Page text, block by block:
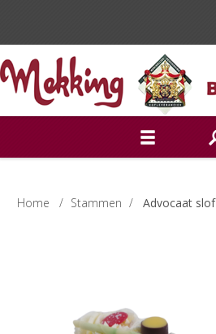
Home / Stammen / Advocaat slof